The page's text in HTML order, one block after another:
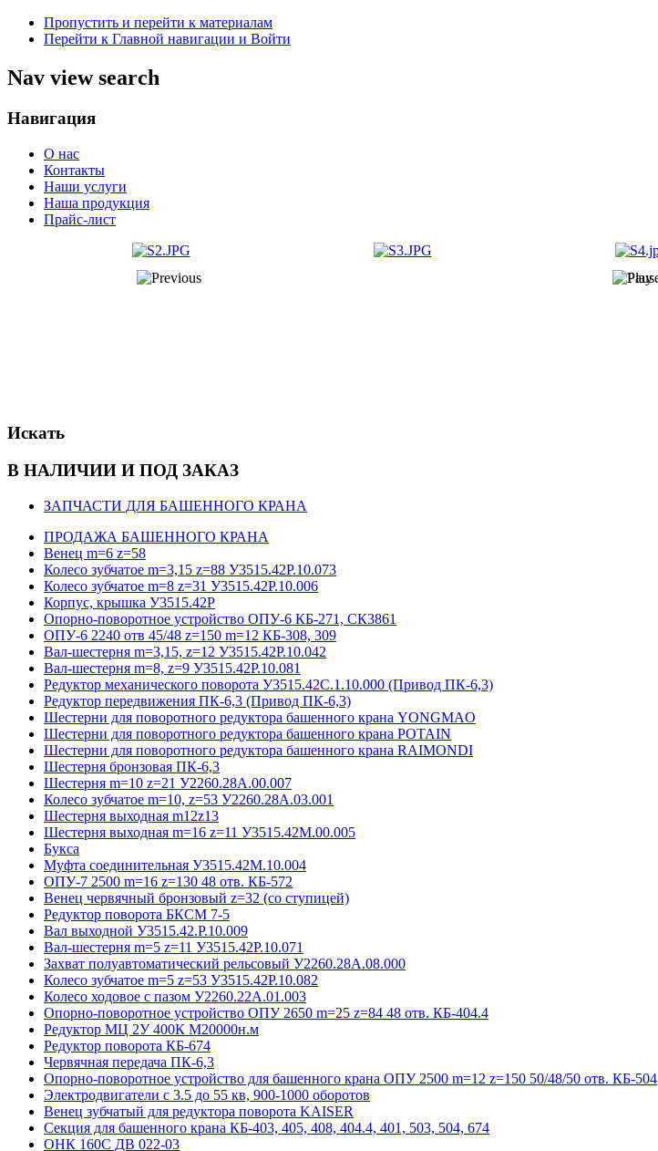
Пропустить и перейти к материалам
Перейти к Главной навигации и Войти
Nav view search
Навигация
О нас
Контакты
Наши услуги
Наша продукция
Прайс-лист
Искать
В НАЛИЧИИ И ПОД ЗАКАЗ
ЗАПЧАСТИ ДЛЯ БАШЕННОГО КРАНА
ПРОДАЖА БАШЕННОГО КРАНА
Венец m=6 z=58
Колесо зубчатое m=3,15 z=88 У3515.42Р.10.073
Колесо зубчатое m=8 z=31 У3515.42Р.10.006
Корпус, крышка У3515.42Р
Опорно-поворотное устройство ОПУ-6 КБ-271, СК3861
ОПУ-6 2240 отв 45/48 z=150 m=12 КБ-308, 309
Вал-шестерня m=3,15, z=12 У3515.42Р.10.042
Вал-шестерня m=8, z=9 У3515.42Р.10.081
Редуктор механического поворота У3515.42С.1.10.000 (Привод ПК-6,3)
Редуктор передвижения ПК-6,3 (Привод ПК-6,3)
Шестерни для поворотного редуктора башенного крана YONGMAO
Шестерни для поворотного редуктора башенного крана POTAIN
Шестерни для поворотного редуктора башенного крана RAIMONDI
Шестерня бронзовая ПК-6,3
Шестерня m=10 z=21 У2260.28А.00.007
Колесо зубчатое m=10, z=53 У2260.28А.03.001
Шестерня выходная m12z13
Шестерня выходная m=16 z=11 У3515.42М.00.005
Букса
Муфта соединительная У3515.42М.10.004
ОПУ-7 2500 m=16 z=130 48 отв. КБ-572
Венец червячный бронзовый z=32 (со ступицей)
Редуктор поворота БКСМ 7-5
Вал выходной У3515.42.Р.10.009
Вал-шестерня m=5 z=11 У3515.42Р.10.071
Захват полуавтоматический рельсовый У2260.28А.08.000
Колесо зубчатое m=5 z=53 У3515.42Р.10.082
Колесо ходовое с пазом У2260.22А.01.003
Опорно-поворотное устройство ОПУ 2650 m=25 z=84 48 отв. КБ-404.4
Редуктор МЦ 2У 400К М20000н.м
Редуктор поворота КБ-674
Червячная передача ПК-6,3
Опорно-поворотное устройство для башенного крана ОПУ 2500 m=12 z=150 50/48/50 отв. КБ-504
Электродвигатели с 3.5 до 55 кв, 900-1000 оборотов
Венец зубчатый для редуктора поворота KAISER
Секция для башенного крана КБ-403, 405, 408, 404.4, 401, 503, 504, 674
ОНК 160С ДВ 022-03